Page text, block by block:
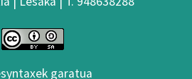
garatua